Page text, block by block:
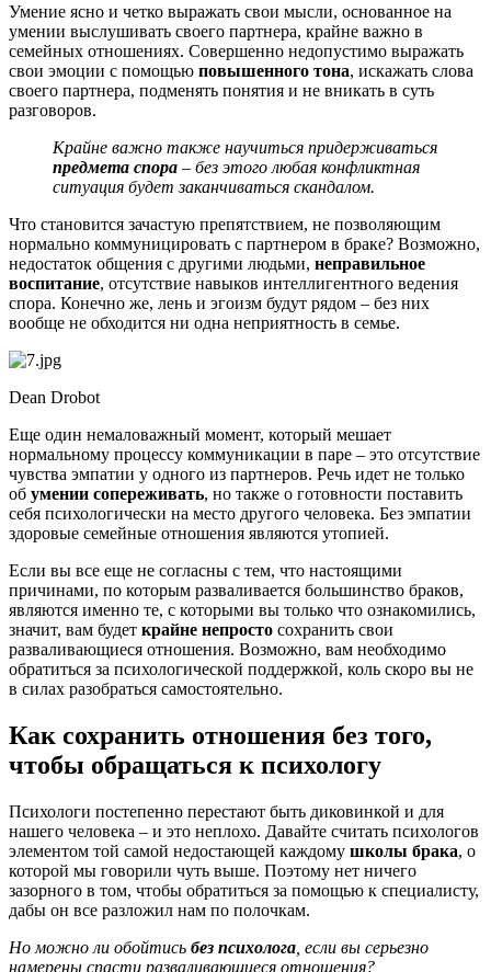
Умение ясно и четко выражать свои мысли, основанное на
умении выслушивать своего партнера, крайне важно в
семейных отношениях. Совершенно недопустимо выражать
свои эмоции с помощью повышенного тона, искажать слова
своего партнера, подменять понятия и не вникать в суть
разговоров.
Крайне важно также научиться придерживаться
предмета спора – без этого любая конфликтная
ситуация будет заканчиваться скандалом.
Что становится зачастую препятствием, не позволяющим
нормально коммуницировать с партнером в браке? Возможно,
недостаток общения с другими людьми, неправильное
воспитание, отсутствие навыков интеллигентного ведения
спора. Конечно же, лень и эгоизм будут рядом – без них
вообще не обходится ни одна неприятность в семье.
Dean Drobot
Еще один немаловажный момент, который мешает
нормальному процессу коммуникации в паре – это отсутствие
чувства эмпатии у одного из партнеров. Речь идет не только
об умении сопереживать, но также о готовности поставить
себя психологически на место другого человека. Без эмпатии
здоровые семейные отношения являются утопией.
Если вы все еще не согласны с тем, что настоящими
причинами, по которым разваливается большинство браков,
являются именно те, с которыми вы только что ознакомились,
значит, вам будет крайне непросто сохранить свои
разваливающиеся отношения. Возможно, вам необходимо
обратиться за психологической поддержкой, коль скоро вы не
в силах разобраться самостоятельно.
Как сохранить отношения без того,
чтобы обращаться к психологу
Психологи постепенно перестают быть диковинкой и для
нашего человека – и это неплохо. Давайте считать психологов
элементом той самой недостающей каждому школы брака, о
которой мы говорили чуть выше. Поэтому нет ничего
зазорного в том, чтобы обратиться за помощью к специалисту,
дабы он все разложил нам по полочкам.
Но можно ли обойтись без психолога , если вы серьезно
намерены спасти разваливающиеся отношения?